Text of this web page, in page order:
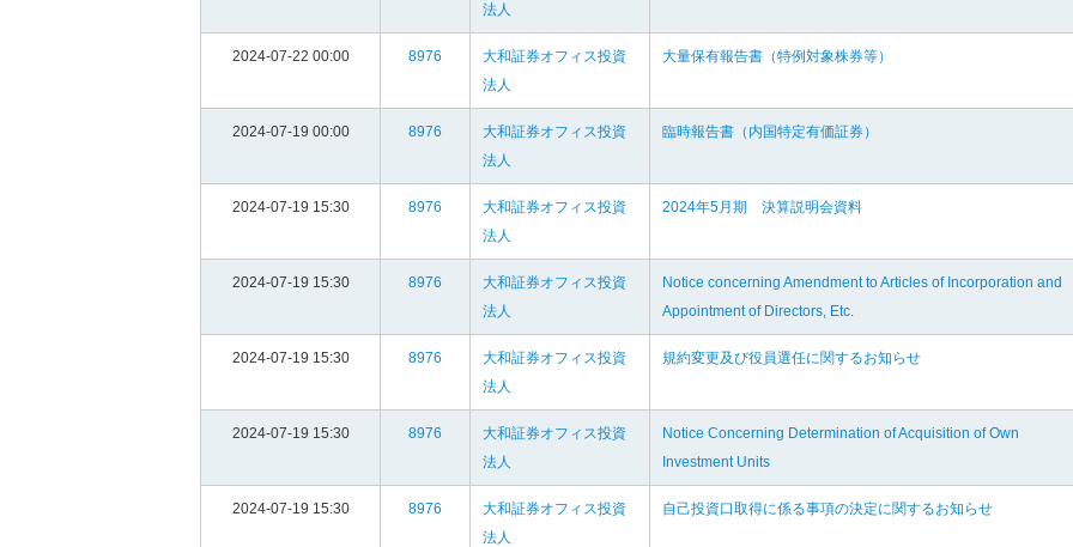
法人
2024-07-22 00:00 8976
大和証券オフィス投資
法人
大量保有報告書（特例対象株券等）
2024-07-19 00:00 8976
大和証券オフィス投資
法人
臨時報告書（内国特定有価証券）
2024-07-19 15:30 8976
大和証券オフィス投資
法人
2024年5月期 決算説明会資料
2024-07-19 15:30 8976
大和証券オフィス投資
法人
Notice concerning Amendment to Articles of Incorporation and
Appointment of Directors, Etc.
2024-07-19 15:30 8976
大和証券オフィス投資
法人
規約変更及び役員選任に関するお知らせ
2024-07-19 15:30 8976
大和証券オフィス投資
法人
Notice Concerning Determination of Acquisition of Own
Investment Units
2024-07-19 15:30 8976
大和証券オフィス投資
法人
自己投資口取得に係る事項の決定に関するお知らせ